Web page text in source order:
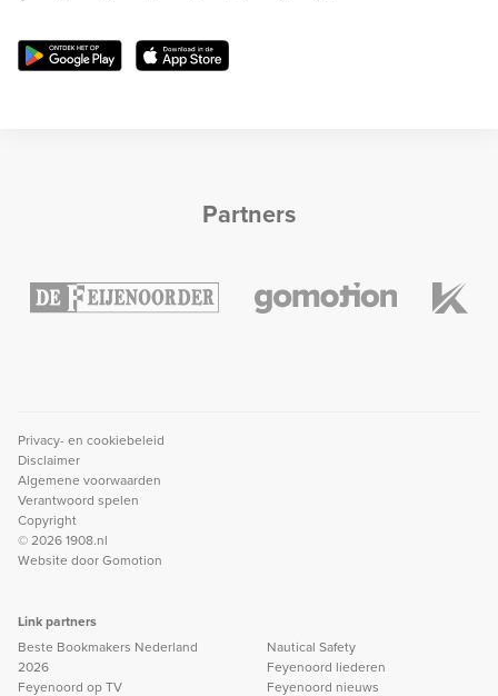
Partners
Privacy- en cookiebeleid
Disclaimer
Algemene voorwaarden
Verantwoord spelen
Copyright
© 2026 1908.nl
Website doorGomotion
Link partners
Beste Bookmakers Nederland
2026
Feyenoord op TV
Nautical Safety
Feyenoord liederen
Feyenoord nieuws